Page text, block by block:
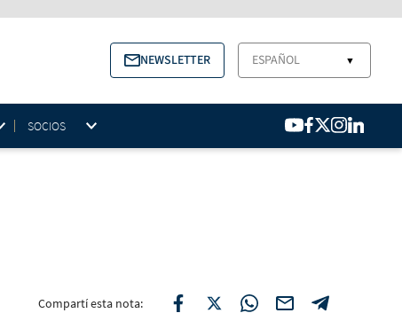
NEWSLETTER ESPAÑOL ▼
SOCIOS
Compartí esta nota: